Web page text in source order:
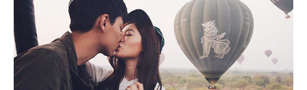
Giss
Hải